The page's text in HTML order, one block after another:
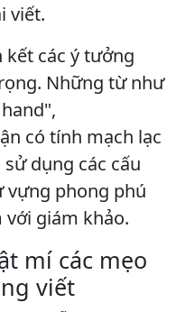
viết.
kết các ý tưởng
Những từ như
có tính mạch lạc
dụng các cấu
vựng phong phú
với giám khảo.
mí các mẹo
viết